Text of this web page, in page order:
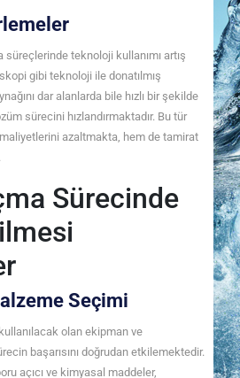
süreçlerinde teknoloji kullanımı artış
gibi teknoloji ile donatılmış
dar alanlarda bile hızlı bir şekilde
sürecini hızlandırmaktadır. Bu tür
azaltmakta, hem de tamirat
Sürecinde
Seçimi
olan ekipman ve
başarısını doğrudan etkilemektedir.
açıcı ve kimyasal maddeler,